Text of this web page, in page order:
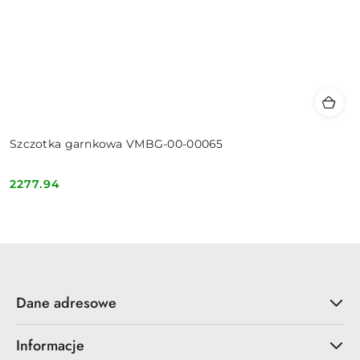
Szczotka garnkowa VMBG-00-00065
Cena:
2277.94
Dane adresowe
Informacje